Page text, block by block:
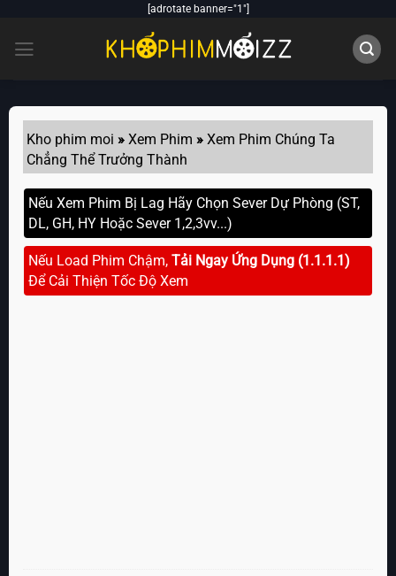
content
[adrotate banner="1"]
Kho phim moi »Xem Phim »Xem Phim Chúng Ta
Chẳng Thể Trưởng Thành
Nếu Xem Phim Bị Lag Hãy Chọn Sever Dự Phòng (ST,
DL, GH, HY Hoặc Sever 1,2,3vv...)
Nếu Load Phim Chậm,Tải Ngay Ứng Dụng (1.1.1.1)
Để Cải Thiện Tốc Độ Xem